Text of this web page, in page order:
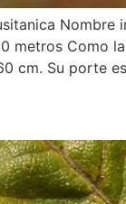
Nombre
metros Como
cm. Su porte